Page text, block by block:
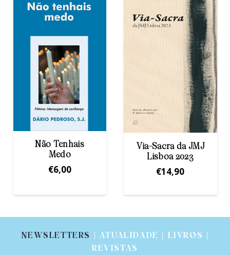
Via-Sacra da JMJ
Lisboa 2023
€14,90
Bodas (de prata e
ouro) do nosso
2,50
NEWSLETTERS
| ATUALIDADE | LIVROS |
REVISTAS